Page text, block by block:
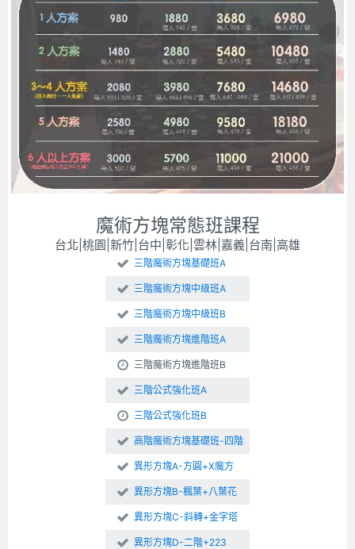
魔術方塊常態班課程
台北|桃園|新竹|台中|彰化|雲林|嘉義|台南|高雄
三階魔術方塊基礎班A
三階魔術方塊中級班A
三階魔術方塊中級班B
三階魔術方塊進階班A
三階魔術方塊進階班B
三階公式強化班A
三階公式強化班B
高階魔術方塊基礎班-四階
異形方塊A-方圓+X魔方
異形方塊B-楓葉+八葉花
異形方塊C-斜轉+金字塔
異形方塊D-二階+223